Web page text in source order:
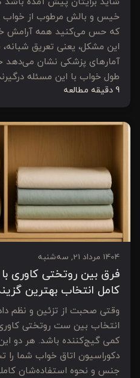
خیس و بالش مرطوب از خواب
که حس می‌کنید همه آرامش
این مشکل، یعنی تعریق
طول خواب با این مسئله
9 دقیقه مطالعه
1404 مرداد 21, سه‌شنبه
فرق بین روتختی کاوری
کامل انتخاب بهترین
وقتی صحبت از تزئین و نظم
انتخاب بین ست روتختی
کمی گیج‌کننده باشد. هر دو
دکوراسیون اتاق خواب شما را
جنس و نحوه استفاده‌شان